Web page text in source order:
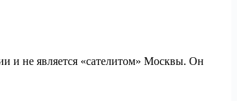
и не является «сателитом» Москвы. Он